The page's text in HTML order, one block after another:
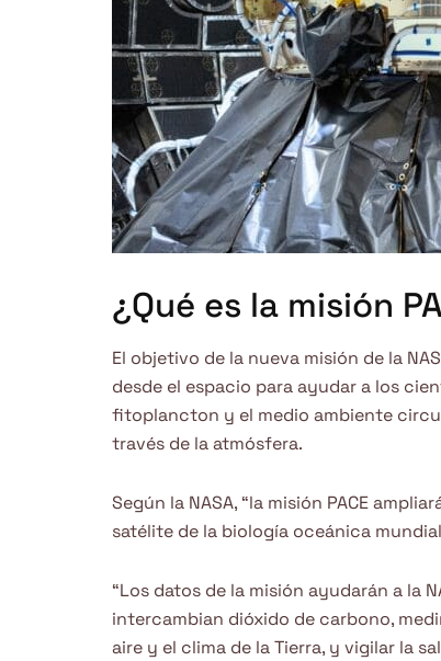
¿Qué es la misión
El objetivo de la nueva misión de la
desde el espacio para ayudar a los
fitoplancton y el medio ambiente
través de la atmósfera.
Según la NASA, “la misión PACE
satélite de la biología oceánica
“Los datos de la misión ayudarán a la
intercambian dióxido de carbono,
aire y el clima de la Tierra, y vigilar la